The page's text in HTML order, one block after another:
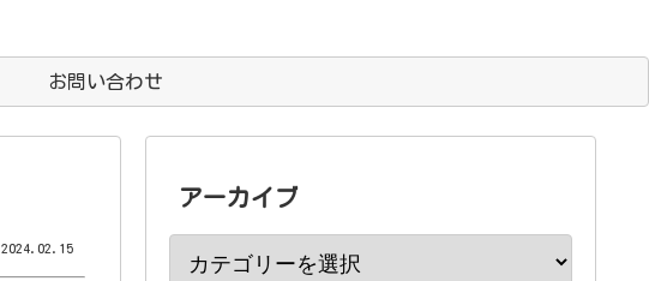
お問い合わせ
2024.02.15
アーカイブ